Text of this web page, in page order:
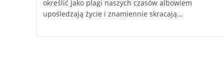
określić jako plagi naszych czasów albowiem
upośledzają życie i znamiennie skracają…